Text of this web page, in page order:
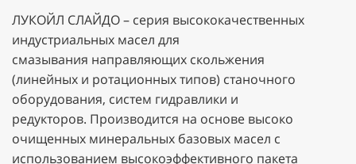
ЛУКОЙЛ СЛАЙДО – серия высококачественных
индустриальных масел для
смазывания направляющих скольжения
(линейных и ротационных типов) станочного
оборудования, систем гидравлики и
редукторов. Производится на основе высоко
очищенных минеральных базовых масел с
использованием высокоэффективного пакета